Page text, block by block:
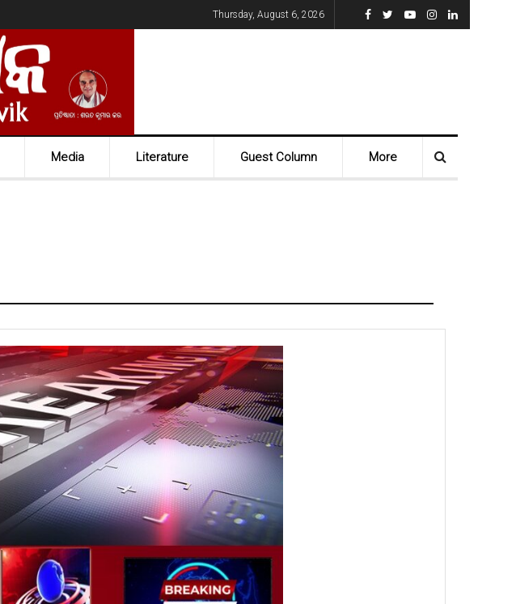
Thursday, August 6, 2026
Media Literature Guest Column More